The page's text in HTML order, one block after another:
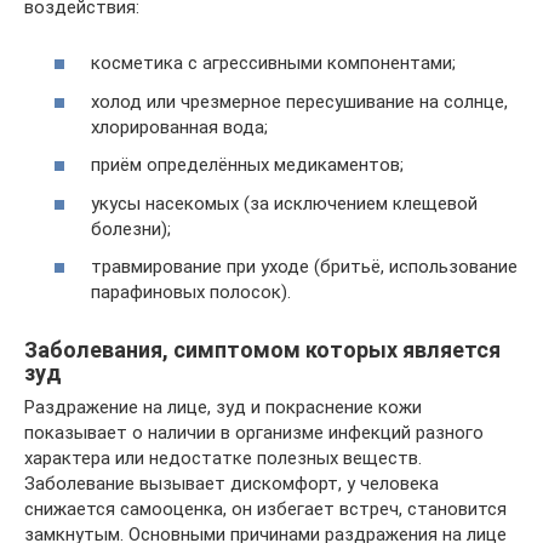
воздействия:
косметика с агрессивными компонентами;
холод или чрезмерное пересушивание на солнце,
хлорированная вода;
приём определённых медикаментов;
укусы насекомых (за исключением клещевой
болезни);
травмирование при уходе (бритьё, использование
парафиновых полосок).
Заболевания, симптомом которых является
зуд
Раздражение на лице, зуд и покраснение кожи
показывает о наличии в организме инфекций разного
характера или недостатке полезных веществ.
Заболевание вызывает дискомфорт, у человека
снижается самооценка, он избегает встреч, становится
замкнутым. Основными причинами раздражения на лице